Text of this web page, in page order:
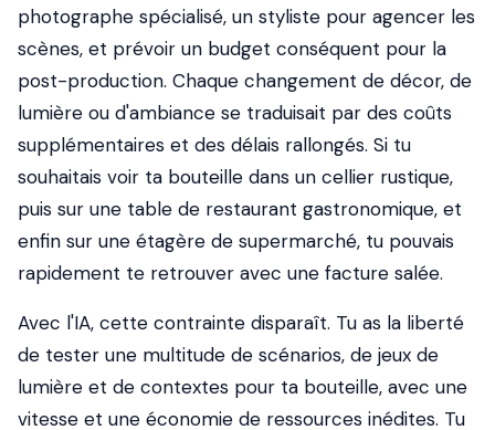
photographe spécialisé, un styliste pour agencer les
scènes, et prévoir un budget conséquent pour la
post-production. Chaque changement de décor, de
lumière ou d'ambiance se traduisait par des coûts
supplémentaires et des délais rallongés. Si tu
souhaitais voir ta bouteille dans un cellier rustique,
puis sur une table de restaurant gastronomique, et
enfin sur une étagère de supermarché, tu pouvais
rapidement te retrouver avec une facture salée.
Avec l'IA, cette contrainte disparaît. Tu as la liberté
de tester une multitude de scénarios, de jeux de
lumière et de contextes pour ta bouteille, avec une
vitesse et une économie de ressources inédites. Tu